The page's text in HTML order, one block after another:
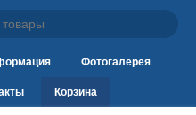
Фотогалерея
Корзина